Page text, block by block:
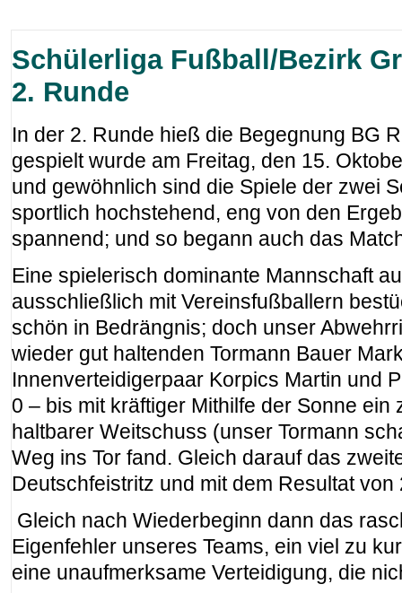
Schülerliga Fußball/Bezirk
2. Runde
In der 2. Runde hieß die Begegnung BG
gespielt wurde am Freitag, den 15.
und gewöhnlich sind die Spiele der zwei
sportlich hochstehend, eng von den
spannend; und so begann auch das
Eine spielerisch dominante Mannschaft
ausschließlich mit Vereinsfußballern
schön in Bedrängnis; doch unser
wieder gut haltenden Tormann Bauer
Innenverteidigerpaar Korpics Martin und
0 – bis mit kräftiger Mithilfe der Sonne ein
haltbarer Weitschuss (unser Tormann
Weg ins Tor fand. Gleich darauf das
Deutschfeistritz und mit dem Resultat
Gleich nach Wiederbeginn dann das
Eigenfehler unseres Teams, ein viel zu
eine unaufmerksame Verteidigung, die